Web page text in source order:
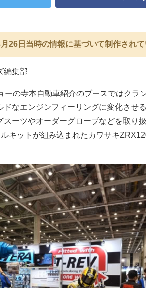
26日当時の情報に基づいて制作されて
編集部
ーの寺本自動車紹介のブースではクラ
なエンジンフィーリングに変化させ
スーツやオーダーグローブなどを取り
キットが組み込まれたカワサキ